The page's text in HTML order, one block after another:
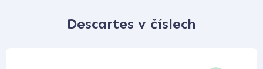
Descartes v číslech